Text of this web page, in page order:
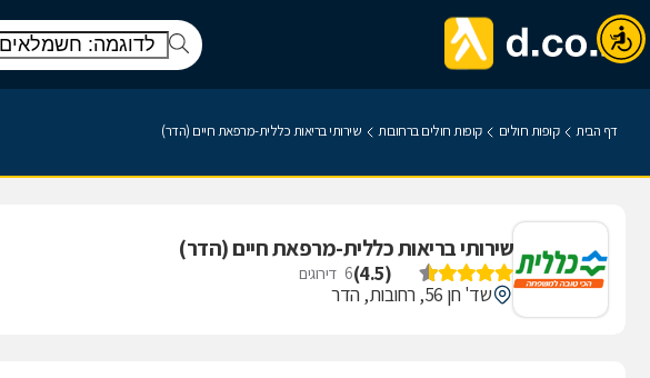
דף הבית קופות חולים קופות חולים ברחובות שירותי בריאות כללית-מרפאת חיים (הדר)
שירותי בריאות כללית-מרפאת חיים (הדר)
(
4.5
)
6 דירוגים
שד' חן 56, רחובות, הדר